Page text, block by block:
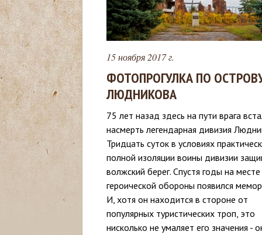
с
ь
15 ноября 2017 г.
ФОТОПРОГУЛКА ПО
ЛЮДНИКОВА
75 лет назад здесь на пути врага
насмерть легендарная дивизия
Тридцать суток в условиях
полной изоляции воины дивизии
волжский берег. Спустя годы на месте
героической обороны появился
И, хотя он находится в стороне от
популярных туристических троп, это
нисколько не умаляет его значения -